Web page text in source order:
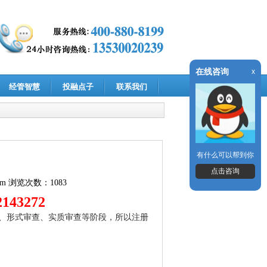
经管智慧 投融点子 联系我们
浏览次数：1083
形式审查、实质审查等阶段，所以注册
在线咨询 x
有什么可以帮到你
点击咨询